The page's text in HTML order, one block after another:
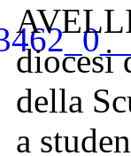
diocesi
della
a